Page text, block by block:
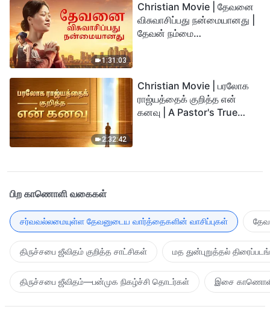
1:31:03
Christian Movie | தேவனை
விசுவாசிப்பது நன்மையானது |
தேவன் நம்மை
2:32:42
Christian Movie | பரலோக
ராஜ்யத்தைக் குறித்த என்
கனவு | A Pastor's True
பிற காணொளி வகைகள்
சர்வவல்லமையுள்ள தேவனுடைய வார்த்தைகளின் வாசிப்புகள்
திருச்சபை ஜீவிதம் குறித்த சாட்சிகள் மத துன்புறுத்தல்
திருச்சபை ஜீவிதம்—பன்முக நிகழ்ச்சி தொடர்கள் இசை